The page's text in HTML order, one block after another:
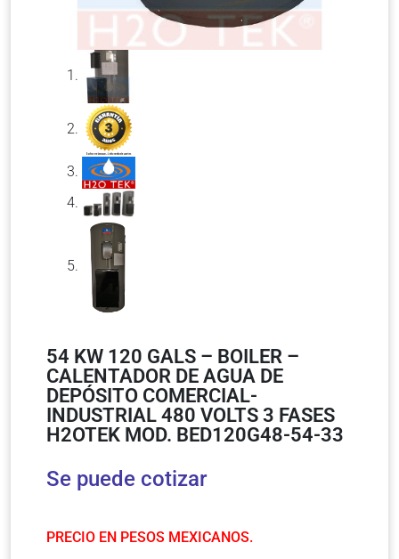
54 KW 120 GALS – BOILER –
CALENTADOR DE AGUA DE
DEPÓSITO COMERCIAL-
INDUSTRIAL 480 VOLTS 3 FASES
H2OTEK MOD. BED120G48-54-33
Se puede cotizar
PRECIO EN PESOS MEXICANOS.